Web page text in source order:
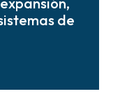
del ciclo
y
de